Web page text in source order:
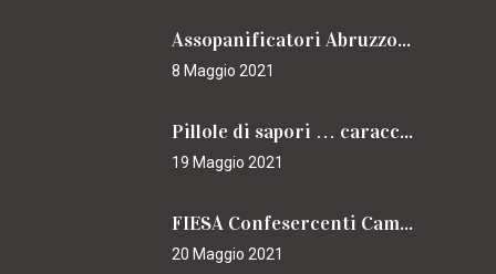
Assopanificatori Abruzzo e Molise insieme per il Cammino
8 Maggio 2021
Pillole di sapori … caracciolini
19 Maggio 2021
FIESA Confesercenti Campania per il Cammino
20 Maggio 2021